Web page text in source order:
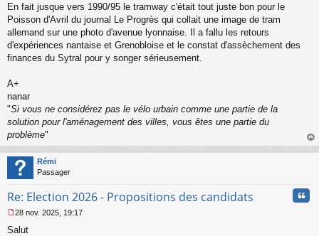
En fait jusque vers 1990/95 le tramway c'était tout juste bon pour le
Poisson d'Avril du journal Le Progrès qui collait une image de tram
allemand sur une photo d'avenue lyonnaise. Il a fallu les retours
d'expériences nantaise et Grenobloise et le constat d'assèchement des
finances du Sytral pour y songer sérieusement.
A+
nanar
"Si vous ne considérez pas le vélo urbain comme une partie de la
solution pour l'aménagement des villes, vous êtes une partie du
problème"
au
Rémi
Passager
Re: Election 2026 - Propositions des candidats
e
28 nov. 2025, 19:17
Salut